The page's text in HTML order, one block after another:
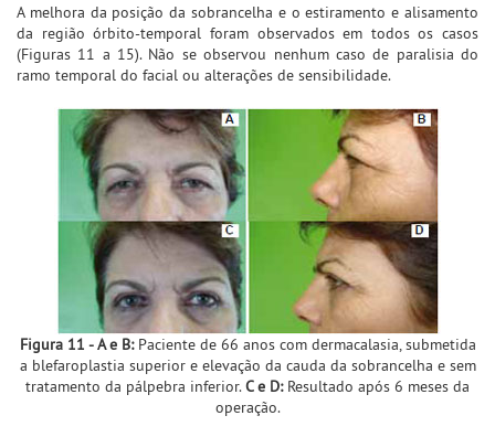
A melhora da posição da sobrancelha e o estiramento e alisamento
da região órbito-temporal foram observados em todos os casos
(Figuras 11 a 15). Não se observou nenhum caso de paralisia do
ramo temporal do facial ou alterações de sensibilidade.
Figura 11 - A e B:Paciente de 66 anos com dermacalasia, submetida
a blefaroplastia superior e elevação da cauda da sobrancelha e sem
tratamento da pálpebra inferior.C e D:Resultado após 6 meses da
operação.